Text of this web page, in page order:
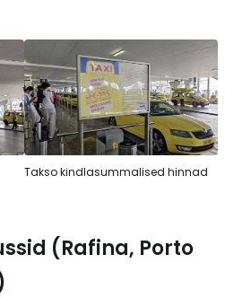
Takso kindlasummalised hinnad
(Rafina, Porto